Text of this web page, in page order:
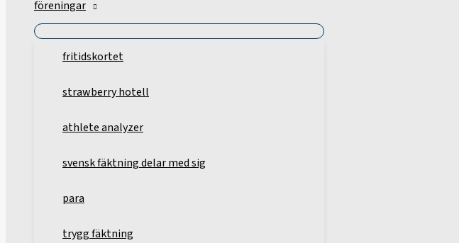
föreningar
fritidskortet
strawberry hotell
athlete analyzer
svensk fäktning delar med sig
para
trygg fäktning